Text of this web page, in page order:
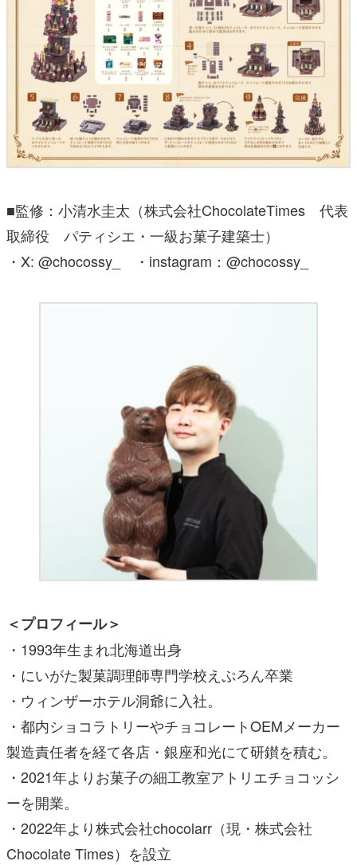
■監修：小清水圭太（株式会社ChocolateTimes 代表
取締役 パティシエ・一級お菓子建築士）
・X: @chocossy_ ・instagram：@chocossy_
＜プロフィール＞
・1993年生まれ北海道出身
・にいがた製菓調理師専門学校えぷろん卒業
・ウィンザーホテル洞爺に入社。
・都内ショコラトリーやチョコレートOEMメーカー
製造責任者を経て各店・銀座和光にて研鑚を積む。
・2021年よりお菓子の細工教室アトリエチョコッシ
ーを開業。
・2022年より株式会社chocolarr（現・株式会社
Chocolate Times）を設立